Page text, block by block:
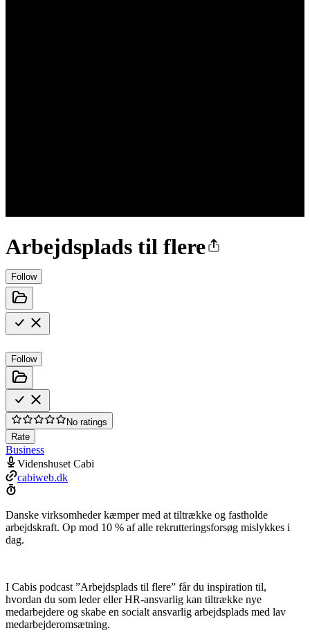
Arbejdsplads til flere
Follow
Follow
No ratings
Rate
Business
Videnshuset Cabi
cabiweb.dk
Danske virksomheder kæmper med at tiltrække og fastholde
arbejdskraft. Op mod 10 % af alle rekrutteringsforsøg mislykkes i
dag.
I Cabis podcast ”Arbejdsplads til flere” får du inspiration til,
hvordan du som leder eller HR-ansvarlig kan tiltrække nye
medarbejdere og skabe en socialt ansvarlig arbejdsplads med lav
medarbejderomsætning.